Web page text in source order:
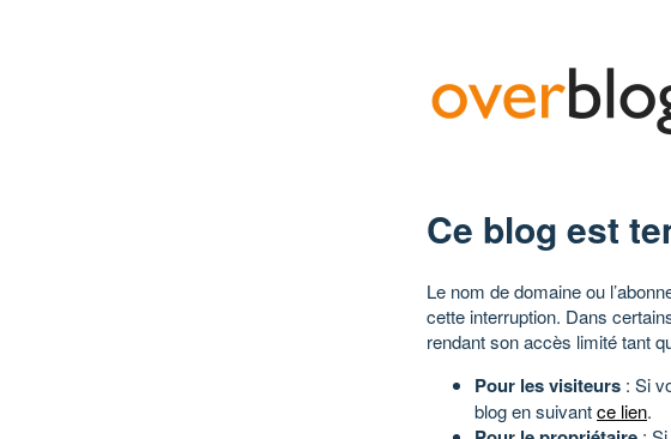
Ce blog est
Le nom de domaine ou
cette interruption. Dans
rendant son accès limité tant
Pour les visiteurs : Si
blog en suivantce lien.